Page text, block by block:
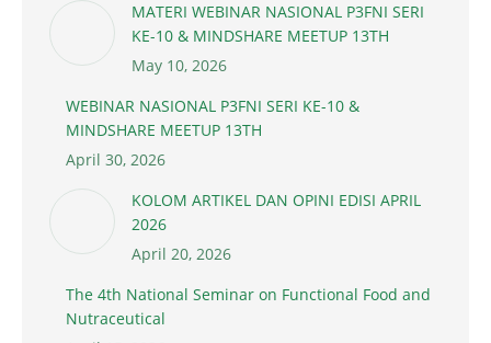
MATERI WEBINAR NASIONAL P3FNI SERI
KE-10 & MINDSHARE MEETUP 13TH
May 10, 2026
WEBINAR NASIONAL P3FNI SERI KE-10 &
MINDSHARE MEETUP 13TH
April 30, 2026
KOLOM ARTIKEL DAN OPINI EDISI APRIL
2026
April 20, 2026
The 4th National Seminar on Functional Food and
Nutraceutical